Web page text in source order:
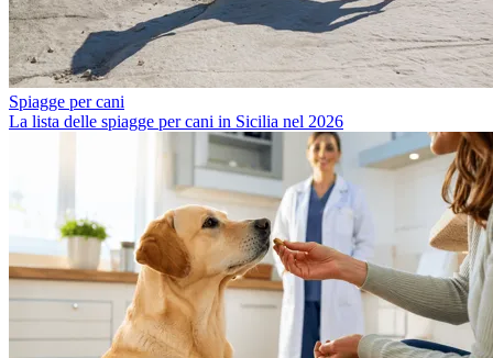
Spiagge per cani
La lista delle spiagge per cani in Sicilia nel 2026